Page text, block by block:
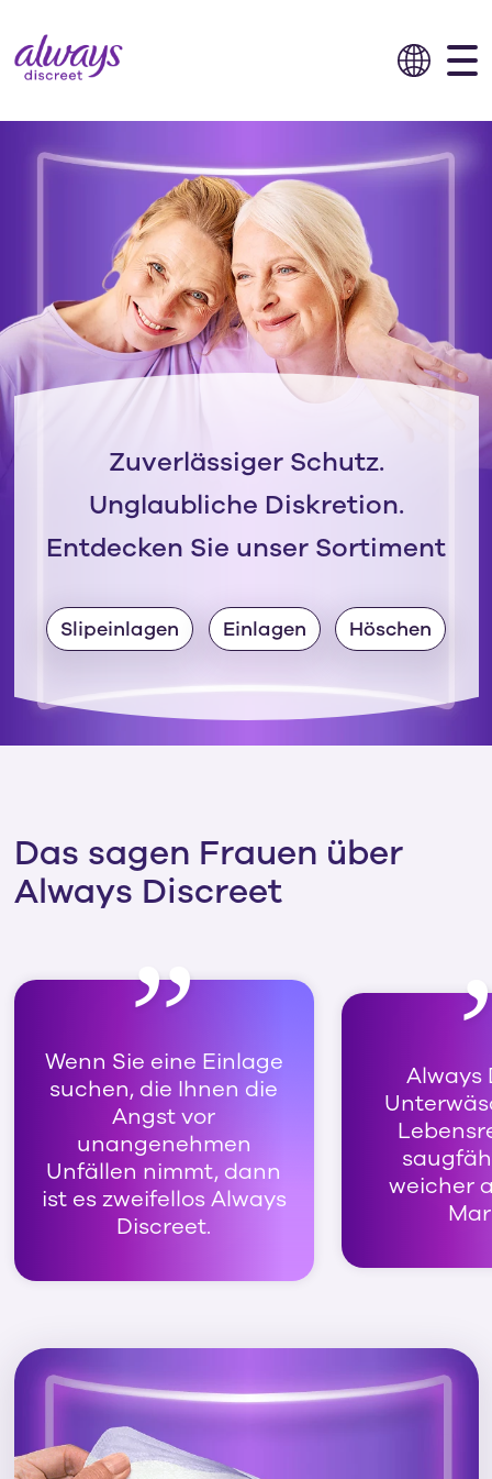
Zuverlässiger Schutz.
Unglaubliche Diskretion.
Entdecken Sie unser Sortiment
Slipeinlagen Einlagen Höschen
Das sagen Frauen über
Always Discreet
Wenn Sie eine Einlage
suchen, die Ihnen die
Angst vor
unangenehmen
Unfällen nimmt, dann
ist es zweifellos Always
Discreet.
Always
weicher